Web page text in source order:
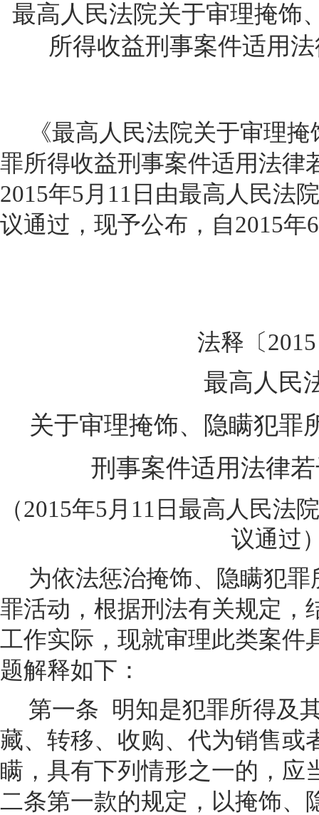
最高人民法院关于审理掩饰
所得收益刑事案件适用
《最高人民法院关于审理
罪所得收益刑事案件适用法律
2015年5月11日由最高人民法
议通过，现予公布，自2015年
法释〔
最高人民
关于审理掩饰、隐瞒犯罪
刑事案件适用法律
（2015年5月11日最高人民法
议通过
为依法惩治掩饰、隐瞒犯
罪活动，根据刑法有关规定，
工作实际，现就审理此类案件
题解释如下：
第一条 明知是犯罪所得及
藏、转移、收购、代为销售或
瞒，具有下列情形之一的，应
二条第一款的规定，以掩饰、